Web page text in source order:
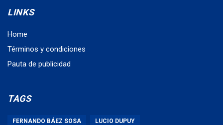
LINKS
Home
Términos y condiciones
Pauta de publicidad
TAGS
FERNANDO BÁEZ SOSA LUCIO DUPUY